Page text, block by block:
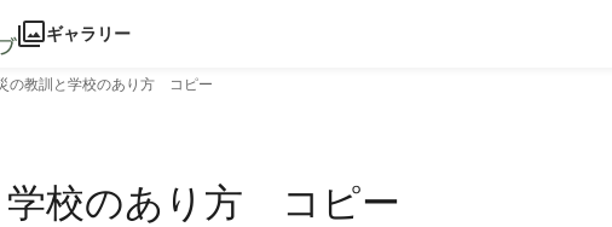
ギャラリー
の教訓と学校のあり方 コピー
学校のあり方 コピー